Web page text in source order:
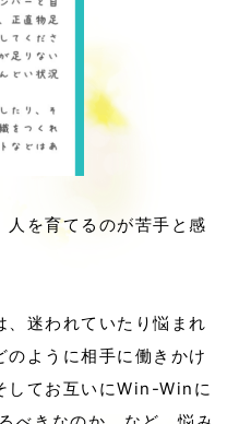
人を育てるのが苦手と感
、迷われていたり悩まれ
ように相手に働きかけ
してお互いにWin-Winに